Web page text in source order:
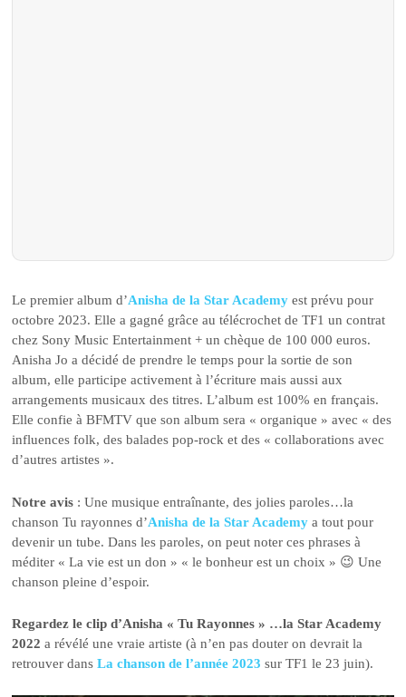
Le premier album d’Anisha de la Star Academy est prévu pour
octobre 2023. Elle a gagné grâce au télécrochet de TF1 un contrat
chez Sony Music Entertainment + un chèque de 100 000 euros.
Anisha Jo a décidé de prendre le temps pour la sortie de son
album, elle participe activement à l’écriture mais aussi aux
arrangements musicaux des titres. L’album est 100% en français.
Elle confie à BFMTV que son album sera « organique » avec « des
influences folk, des balades pop-rock et des « collaborations avec
d’autres artistes ».
Notre avis : Une musique entraînante, des jolies paroles…la
chanson Tu rayonnes d’Anisha de la Star Academy a tout pour
devenir un tube. Dans les paroles, on peut noter ces phrases à
méditer « La vie est un don » « le bonheur est un choix » 😉 Une
chanson pleine d’espoir.
Regardez le clip d’Anisha « Tu Rayonnes » …la Star Academy
2022 a révélé une vraie artiste (à n’en pas douter on devrait la
retrouver dansLa chanson de l’année 2023 sur TF1 le 23 juin).